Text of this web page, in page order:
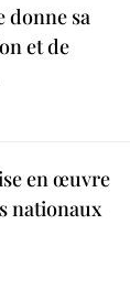
donne sa
et de
en œuvre
nationaux